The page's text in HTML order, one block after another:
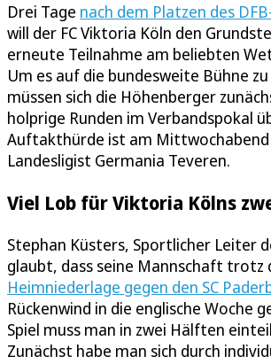
Drei Tage nach dem Platzen des
will der FC Viktoria Köln den
erneute Teilnahme am beliebten
Um es auf die bundesweite Bühne
müssen sich die Höhenberger
holprige Runden im Verbandspokal
Auftakthürde ist am Mittwochabend
Landesligist Germania Teveren.
Viel Lob für Viktoria Kölns
Stephan Küsters, Sportlicher Leiter
glaubt, dass seine Mannschaft trotz
Heimniederlage gegen den SC
Rückenwind in die englische Woche
Spiel muss man in zwei Hälften
Zunächst habe man sich durch